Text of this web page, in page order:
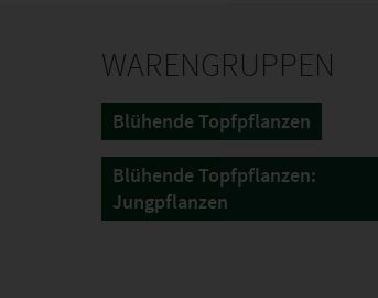
WARENGRUPPEN
Blühende Topfpflanzen
Blühende Topfpflanzen:
Jungpflanzen